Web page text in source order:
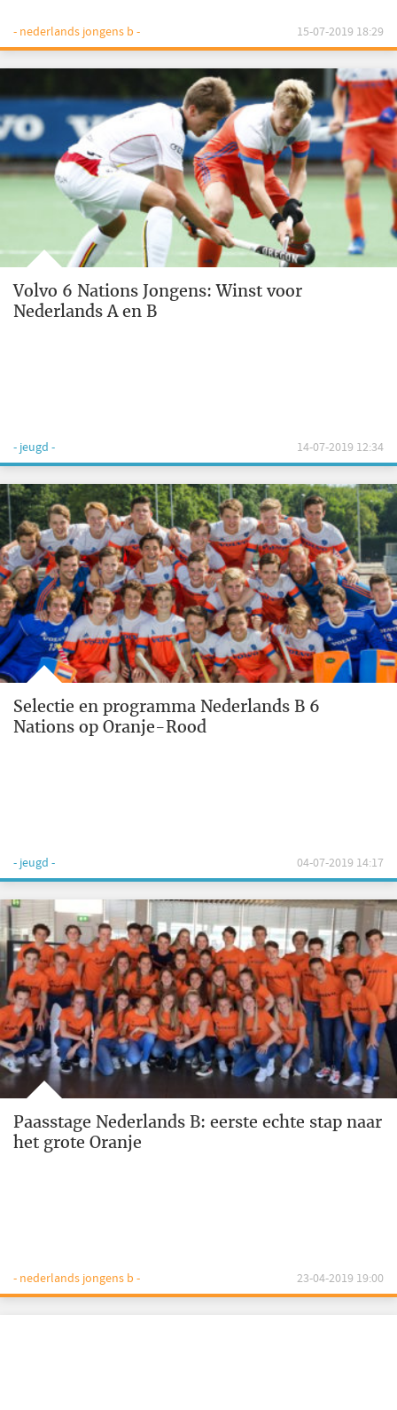
- nederlands jongens b - 15-07-2019 18:29
Volvo 6 Nations Jongens: Winst voor
Nederlands A en B
- jeugd - 14-07-2019 12:34
Selectie en programma Nederlands B 6
Nations op Oranje-Rood
- jeugd - 04-07-2019 14:17
Paasstage Nederlands B: eerste echte stap naar
het grote Oranje
- nederlands jongens b - 23-04-2019 19:00